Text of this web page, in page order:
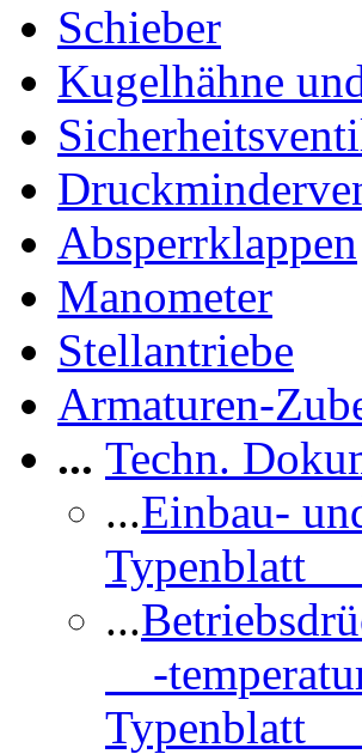
Schieber
Kugelhähne
Absperrklappen
Manometer
Stellantriebe
Armaturen-
... Techn.
...Einbau-
Typenblatt
...
-
Typenblatt